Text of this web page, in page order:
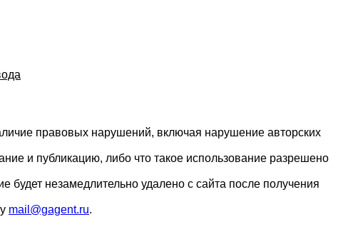
правовых нарушений, включая нарушение авторских
и публикацию, либо что такое использование разрешено
будет незамедлительно удалено с сайта после получения
mail@gagent.ru.